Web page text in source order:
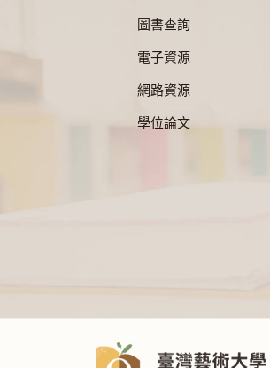
圖書查詢
電子資源
網路資源
學位論文